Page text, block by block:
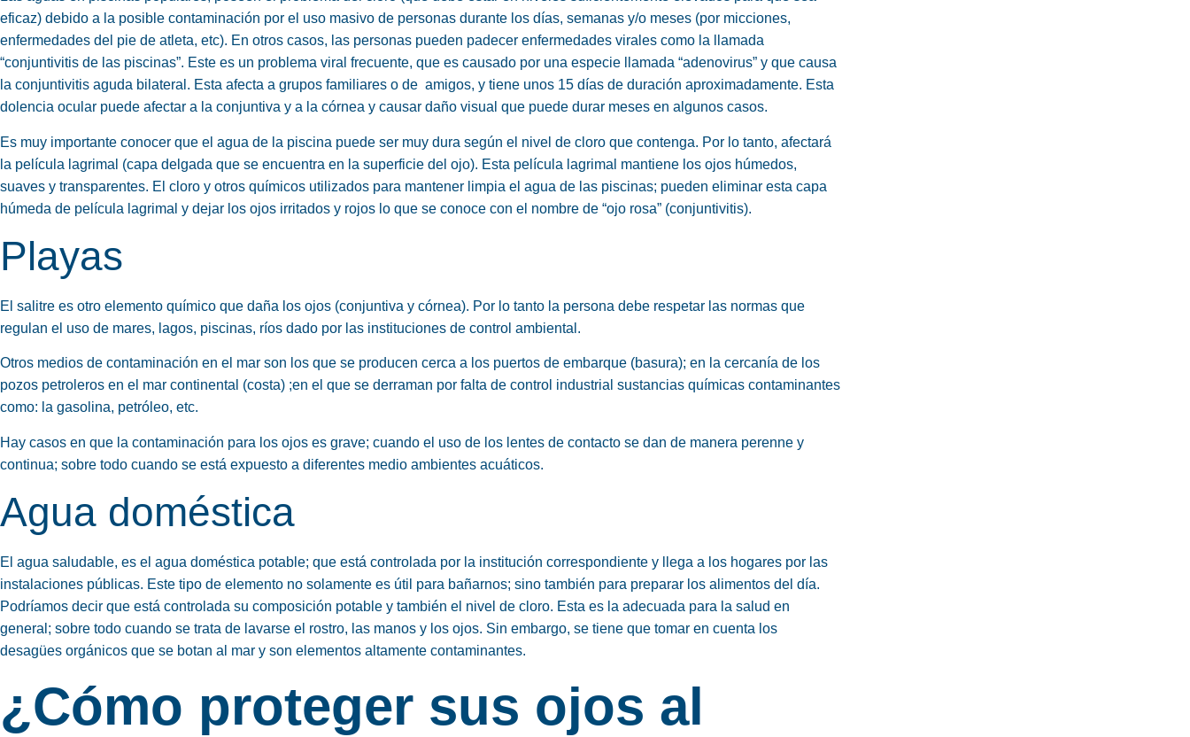
eficaz) debido a la posible contaminación por el uso masivo de personas durante los días, semanas y/o meses (por micciones,
enfermedades del pie de atleta, etc). En otros casos, las personas pueden padecer enfermedades virales como la llamada
“conjuntivitis de las piscinas”. Este es un problema viral frecuente, que es causado por una especie llamada “adenovirus” y que causa
la conjuntivitis aguda bilateral. Esta afecta a grupos familiares o de amigos, y tiene unos 15 días de duración aproximadamente. Esta
dolencia ocular puede afectar a la conjuntiva y a la córnea y causar daño visual que puede durar meses en algunos casos.
Es muy importante conocer que el agua de la piscina puede ser muy dura según el nivel de cloro que contenga. Por lo tanto, afectará
la película lagrimal (capa delgada que se encuentra en la superficie del ojo). Esta película lagrimal mantiene los ojos húmedos,
suaves y transparentes. El cloro y otros químicos utilizados para mantener limpia el agua de las piscinas; pueden eliminar esta capa
húmeda de película lagrimal y dejar los ojos irritados y rojos lo que se conoce con el nombre de “ojo rosa” (conjuntivitis).
Playas
El salitre es otro elemento químico que daña los ojos (conjuntiva y córnea). Por lo tanto la persona debe respetar las normas que
regulan el uso de mares, lagos, piscinas, ríos dado por las instituciones de control ambiental.
Otros medios de contaminación en el mar son los que se producen cerca a los puertos de embarque (basura); en la cercanía de los
pozos petroleros en el mar continental (costa) ;en el que se derraman por falta de control industrial sustancias químicas contaminantes
como: la gasolina, petróleo, etc.
Hay casos en que la contaminación para los ojos es grave; cuando el uso de los lentes de contacto se dan de manera perenne y
continua; sobre todo cuando se está expuesto a diferentes medio ambientes acuáticos.
Agua doméstica
El agua saludable, es el agua doméstica potable; que está controlada por la institución correspondiente y llega a los hogares por las
instalaciones públicas. Este tipo de elemento no solamente es útil para bañarnos; sino también para preparar los alimentos del día.
Podríamos decir que está controlada su composición potable y también el nivel de cloro. Esta es la adecuada para la salud en
general; sobre todo cuando se trata de lavarse el rostro, las manos y los ojos. Sin embargo, se tiene que tomar en cuenta los
desagües orgánicos que se botan al mar y son elementos altamente contaminantes.
¿Cómo proteger sus ojos al